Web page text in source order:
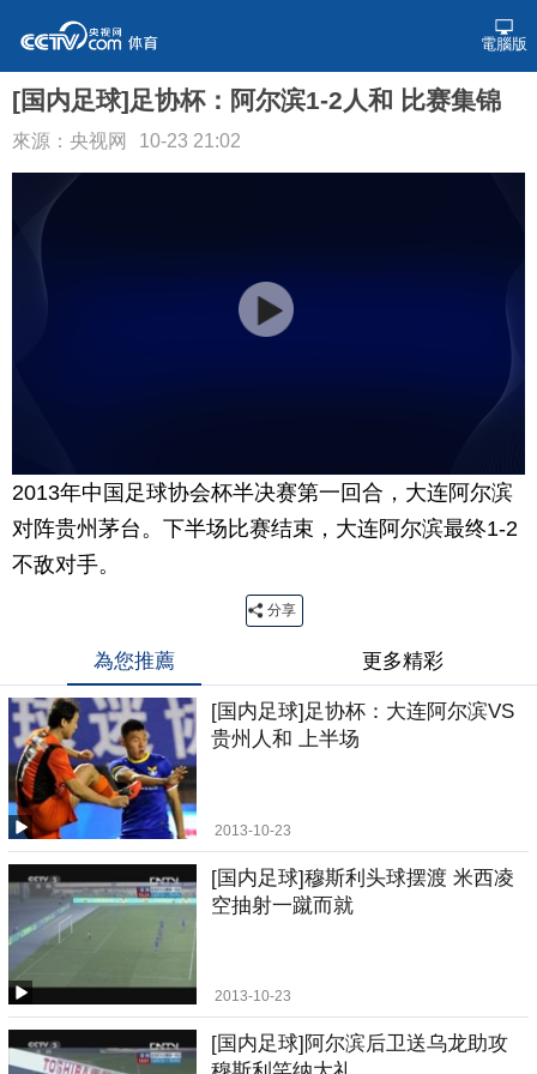
電腦版
[国内足球]足协杯：阿尔滨1-2人和 比赛集锦
來源：央视网 10-23 21:02
2013年中国足球协会杯半决赛第一回合，大连阿尔滨
对阵贵州茅台。下半场比赛结束，大连阿尔滨最终1-2
不敌对手。
分享
為您推薦 更多精彩
[国内足球]足协杯：大连阿尔滨VS
贵州人和 上半场
2013-10-23
[国内足球]穆斯利头球摆渡 米西凌
空抽射一蹴而就
2013-10-23
[国内足球]阿尔滨后卫送乌龙助攻